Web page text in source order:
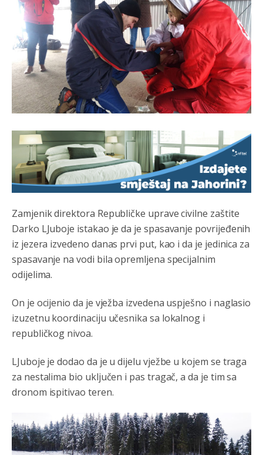
Zamjenik direktora Republičke uprave civilne zaštite
Darko LJuboje istakao je da je spasavanje povrijeđenih
iz jezera izvedeno danas prvi put, kao i da je jedinica za
spasavanje na vodi bila opremljena specijalnim
odijelima.
On je ocijenio da je vježba izvedena uspješno i naglasio
izuzetnu koordinaciju učesnika sa lokalnog i
republičkog nivoa.
LJuboje je dodao da je u dijelu vježbe u kojem se traga
za nestalima bio uključen i pas tragač, a da je tim sa
dronom ispitivao teren.
Анонимно2800426 јуче
2:05
Sto bogatiji-to skrtiji,sto tisi-to opasniji,sto pricivljiviji-to
gluplji,sto ljepsi-to razmazaniji,sto emotivniji-to
iskreniji,sto jaci- to bezdusniji,sto sladji u govoru-to
veci prevarant...
Анонимно2802132 јуче 2:14
Mnogi nesposobni ljudi su daleko dogurali. Ko je
nesposoban može raditi sve. Sposobni rade samo ono
što znaju.
Анонимно2022778 јуче 3:59
....i onda su na tenkovima NATO pakta, na vlast došli
jedna baba i jedan švercer dezerter ratni profiter i
ikonokradica .... ende
Анонимно2802605 јуче 5:25
Милорад Додик је доживотни предсједник државе
Анонимно2802622 јуче 5:29
Mile je predsjednik stranke kao recimo Bakir ili Dragan a
Bosni i Hercegovini
4:23
Анонимно2806339 4:24
RS je država ako nisi znao